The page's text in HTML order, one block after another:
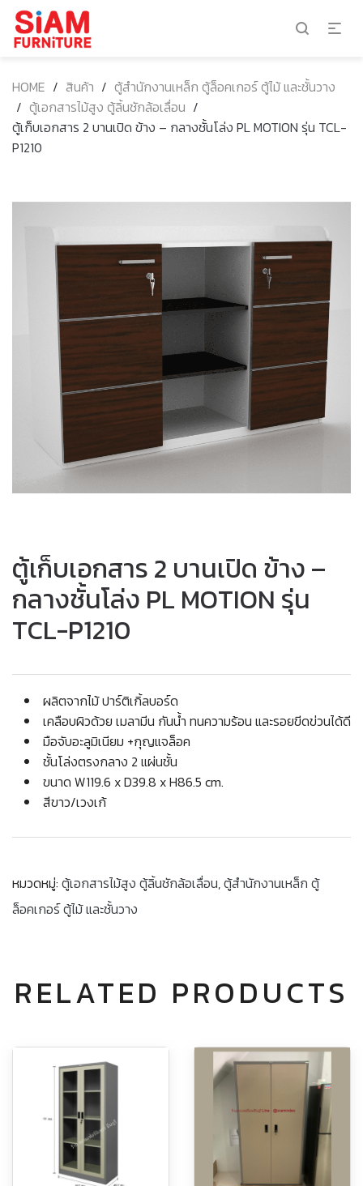
HOME / สินค้า / ตู้สำนักงานเหล็ก ตู้ล็อคเกอร์ ตู้ไม้ และชั้นวาง
/ ตู้เอกสารไม้สูง ตู้ลิ้นชักล้อเลื่อน /
ตู้เก็บเอกสาร 2 บานเปิด ข้าง – กลางชั้นโล่ง PL MOTION รุ่น TCL-
P1210
ตู้เก็บเอกสาร 2 บานเปิด ข้าง –
กลางชั้นโล่ง PL MOTION รุ่น
TCL-P1210
ผลิตจากไม้ ปาร์ติเกิ้ลบอร์ด
เคลือบผิวด้วย เมลามีน กันน้ำ ทนความร้อน และรอยขีดข่วนได้ดี
มือจับอะลูมิเนียม +กุญแจล็อค
ชั้นโล่งตรงกลาง 2 แผ่นชั้น
ขนาด W119.6 x D39.8 x H86.5 cm.
สีขาว/เวงเก้
หมวดหมู่: ตู้เอกสารไม้สูง ตู้ลิ้นชักล้อเลื่อน,ตู้สำนักงานเหล็ก ตู้
ล็อคเกอร์ ตู้ไม้ และชั้นวาง
RELATED PRODUCTS